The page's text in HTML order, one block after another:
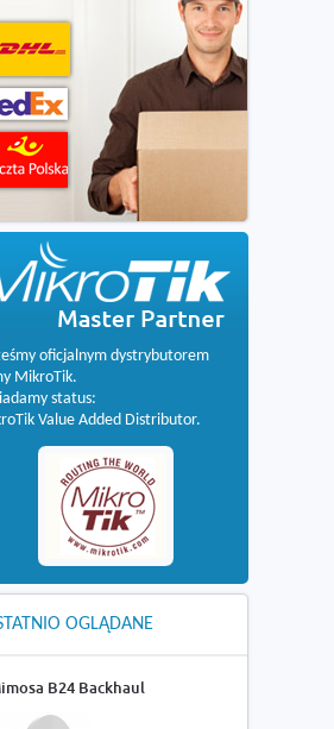
oficjalnym dystrybutorem
MikroTik.
status:
Value Added Distributor.
OGLĄDANE
B24 Backhaul